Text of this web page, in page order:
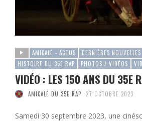
AMICALE - ACTUS DERNIÈRES NOUVELLES
HISTOIRE DU 35E RAP
PHOTOS / VIDÉOS
VIDÉO : LES 150 ANS DU 35E
AMICALE DU 35E RAP 27 OCTOBRE 2023
Samedi 30 septembre 2023, une